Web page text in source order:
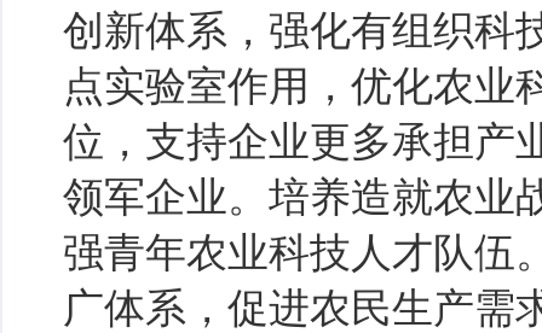
创新体系，强化有组织科
点实验室作用，优化农业
位，支持企业更多承担产
领军企业。培养造就农业
强青年农业科技人才队伍
广体系，促进农民生产需